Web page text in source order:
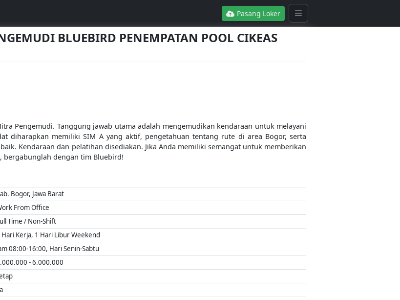
Pasang Loker
BLUEBIRD PENEMPATAN POOL CIKEAS
Pengemudi. Tanggung jawab utama adalah mengemudikan kendaraan untuk melayani
diharapkan memiliki SIM A yang aktif, pengetahuan tentang rute di area Bogor, serta
Kendaraan dan pelatihan disediakan. Jika Anda memiliki semangat untuk memberikan
bergabunglah dengan tim Bluebird!
Bogor, Jawa Barat
From Office
Time / Non-Shift
Hari Kerja, 1 Hari Libur Weekend
08:00-16:00, Hari Senin-Sabtu
- 6.000.000